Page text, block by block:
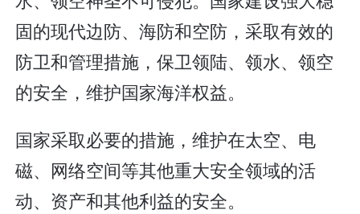
固的现代边防、海防和空防，采取有效的
防卫和管理措施，保卫领陆、领水、领空
的安全，维护国家海洋权益。
国家采取必要的措施，维护在太空、电
磁、网络空间等其他重大安全领域的活
动、资产和其他利益的安全。